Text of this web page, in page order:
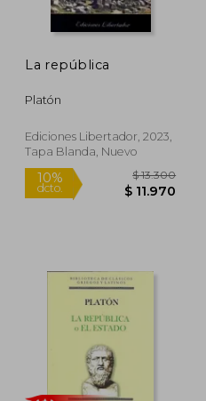
dcto.
La república
Platón
Ediciones Libertador, 2023,
Tapa Blanda, Nuevo